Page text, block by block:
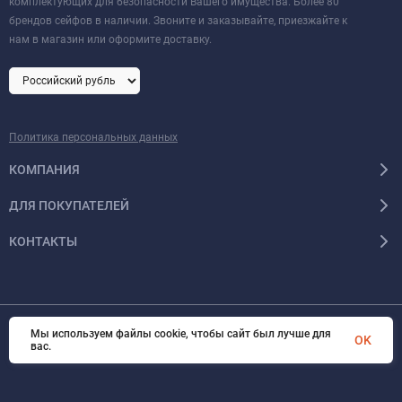
брендов сейфов в наличии. Звоните и заказывайте, приезжайте к
нам в магазин или оформите доставку.
Политика персональных данных
КОМПАНИЯ
ДЛЯ ПОКУПАТЕЛЕЙ
КОНТАКТЫ
© 2026 Format-safe.ru Все права защищены
Мы используем файлы cookie, чтобы сайт был лучше для
вас.
OK